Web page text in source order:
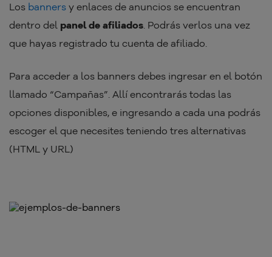
Los banners y enlaces de anuncios se encuentran
dentro del panel de afiliados. Podrás verlos una vez
que hayas registrado tu cuenta de afiliado.
Para acceder a los banners debes ingresar en el botón
llamado “Campañas”. Allí encontrarás todas las
opciones disponibles, e ingresando a cada una podrás
escoger el que necesites teniendo tres alternativas
(HTML y URL)